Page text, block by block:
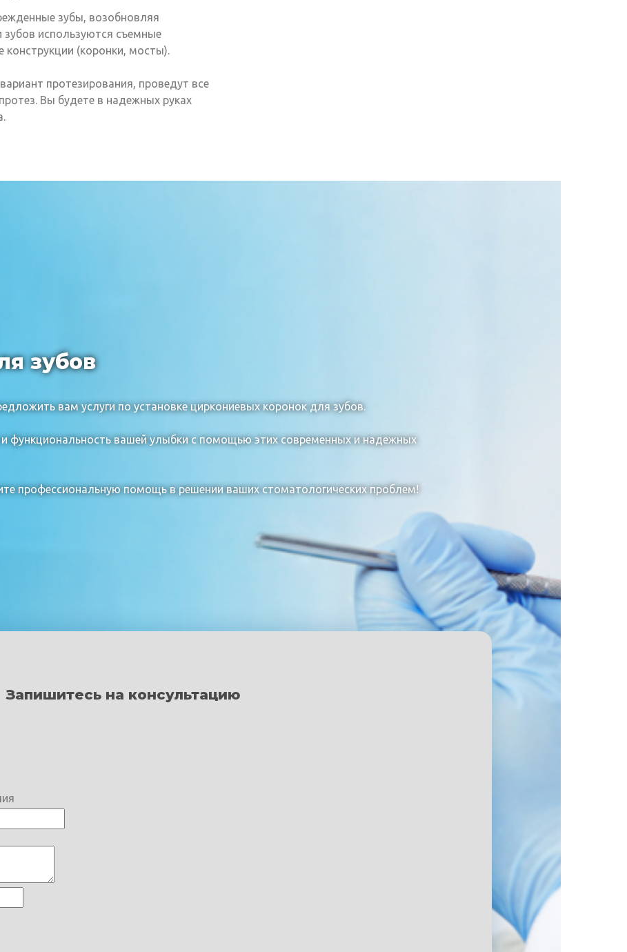
зубы, возобновляя
используются съемные
конструкции (коронки, мосты).
протезирования, проведут все
Вы будете в надежных руках
зубов
вам услуги по установке циркониевых коронок для зубов.
функциональность вашей улыбки с помощью этих современных и надежных
профессиональную помощь в решении ваших стоматологических проблем!
Запишитесь на консультацию